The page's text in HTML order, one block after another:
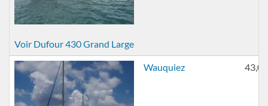
Voir Dufour 430 Grand Large
Wauquiez